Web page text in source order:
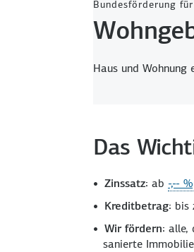
Bundesförderung
Haus und Wohnung
Das
Zinssatz: ab -,-- %
Kreditbetrag: bis
Wir fördern: alle,
sanierte